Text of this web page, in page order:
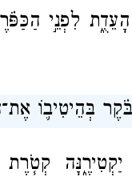
לִפְנֵ֣י
בְּהֵיטִיב֛וֹ
קְטֹ֧רֶת